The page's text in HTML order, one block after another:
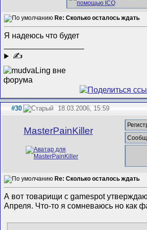
Re: Сколько осталось ждать
Я надеюсь что будет
✍
#30 18.03.2006, 15:59
MasterPainKiller
Re: Сколько осталось ждать
А вот товарищи с gamespot
Апреля. Что-то я сомневаюсь но как